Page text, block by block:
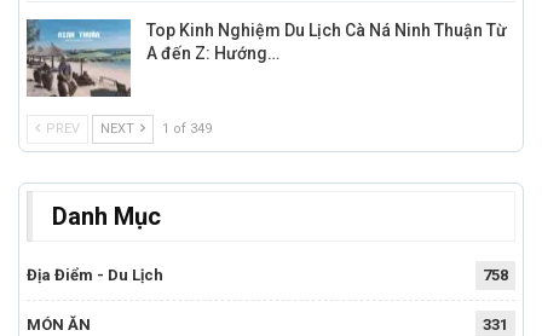
Top Kinh Nghiệm Du Lịch Cà Ná Ninh Thuận Từ
A đến Z: Hướng…
PREV NEXT 1 of 349
Danh Mục
Địa Điểm - Du Lịch 758
MÓN ĂN 331